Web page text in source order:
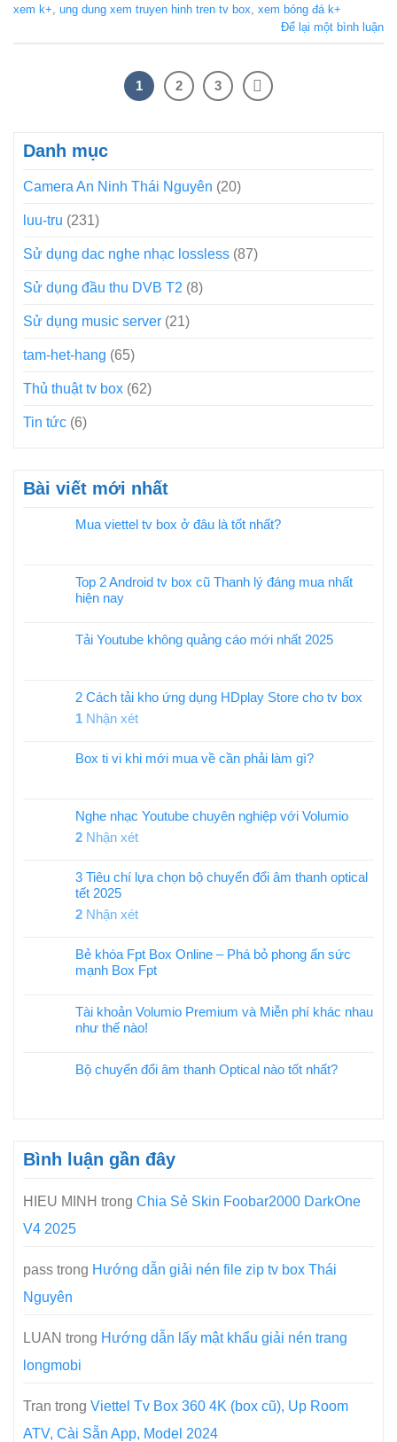
xem k+ ung dung xem truyen hinh tren tv box xem bóng đá k+
Để lại một bình luận
1 2 3
Danh mục
Camera An Ninh Thái Nguyên (20)
luu-tru (231)
Sử dụng dac nghe nhạc lossless (87)
Sử dụng đầu thu DVB T2 (8)
Sử dụng music server (21)
tam-het-hang (65)
Thủ thuật tv box (62)
Tin tức (6)
Bài viết mới nhất
Mua viettel tv box ở đâu là tốt nhất?
Top 2 Android tv box cũ Thanh lý đáng mua nhất
hiện nay
Tải Youtube không quảng cáo mới nhất 2025
2 Cách tải kho ứng dụng HDplay Store cho tv box
1 Nhận xét
Box ti vi khi mới mua về cần phải làm gì?
Nghe nhạc Youtube chuyên nghiệp với Volumio
2 Nhận xét
3 Tiêu chí lựa chọn bộ chuyển đổi âm thanh optical
tết 2025
2 Nhận xét
Bẻ khóa Fpt Box Online – Phá bỏ phong ấn sức
mạnh Box Fpt
Tài khoản Volumio Premium và Miễn phí khác nhau
như thế nào!
Bộ chuyển đổi âm thanh Optical nào tốt nhất?
Bình luận gần đây
HIEU MINH trong Chia Sẻ Skin Foobar2000 DarkOne
V4 2025
pass trong Hướng dẫn giải nén file zip tv box Thái
Nguyên
LUAN trong Hướng dẫn lấy mật khẩu giải nén trang
longmobi
Tran trong Viettel Tv Box 360 4K (box cũ), Up Room
ATV, Cài Sẵn App, Model 2024